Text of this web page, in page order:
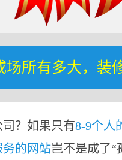
所有多大，装
？如果只有8-9个人
务的网站岂不是成了“